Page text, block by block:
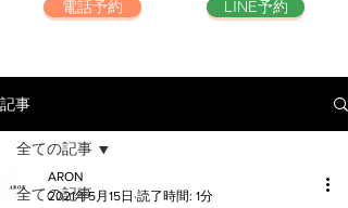
電話予約 LINE予約
記事
全ての記事
全ての記事
ARON
2021年5月15日 読了時間: 1分